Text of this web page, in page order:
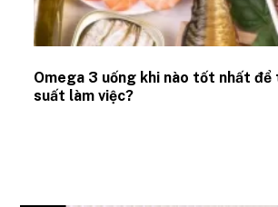
Omega 3 uống khi nào tốt nhất để
suất làm việc?